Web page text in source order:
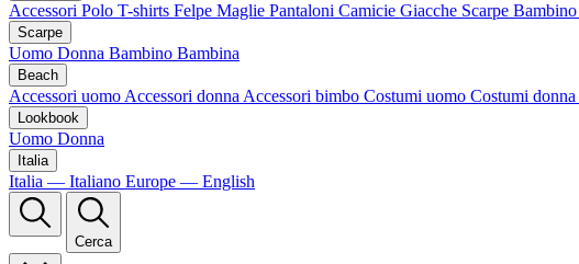
Accessori Polo T-shirts Felpe Maglie Pantaloni Camicie Giacche Scarpe Bambino
Scarpe
Uomo Donna Bambino Bambina
Beach
Accessori uomoAccessori donnaAccessori bimbo Costumi uomo Costumi donna
Lookbook
Uomo Donna
Italia
Italia — Italiano Europe — English
Cerca